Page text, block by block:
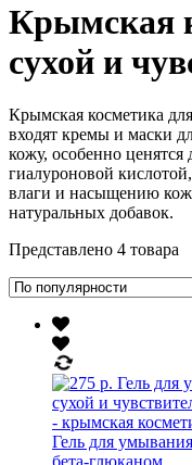
Крымская
сухой и
Крымская косметика
входят кремы и маски
кожу, особенно
гиалуроновой
влаги и насыщению
натуральных добавок.
Представлено 4 товара
Гель для